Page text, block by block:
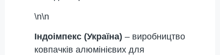
\n\n
Індоімпекс (Україна) – виробництво
ковпачків алюмінієвих для